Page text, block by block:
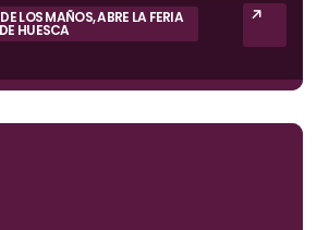
LOS MAÑOS, ABRE LA FERIA
HUESCA